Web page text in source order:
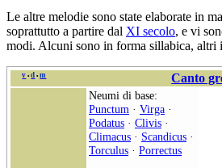
Le altre melodie sono state elaborate in
soprattutto a partire dal XI secolo, e vi
modi. Alcuni sono in forma sillabica, altri
v • d • m Canto
Neumi di base:
Punctum · Virga ·
Podatus · Clivis ·
Climacus · Scandicus ·
Torculus · Porrectus